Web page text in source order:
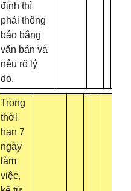
định thì
phải thông
báo bằng
văn bản và
nêu rõ lý
do.
Trong
thời
hạn 7
ngày
làm
việc,